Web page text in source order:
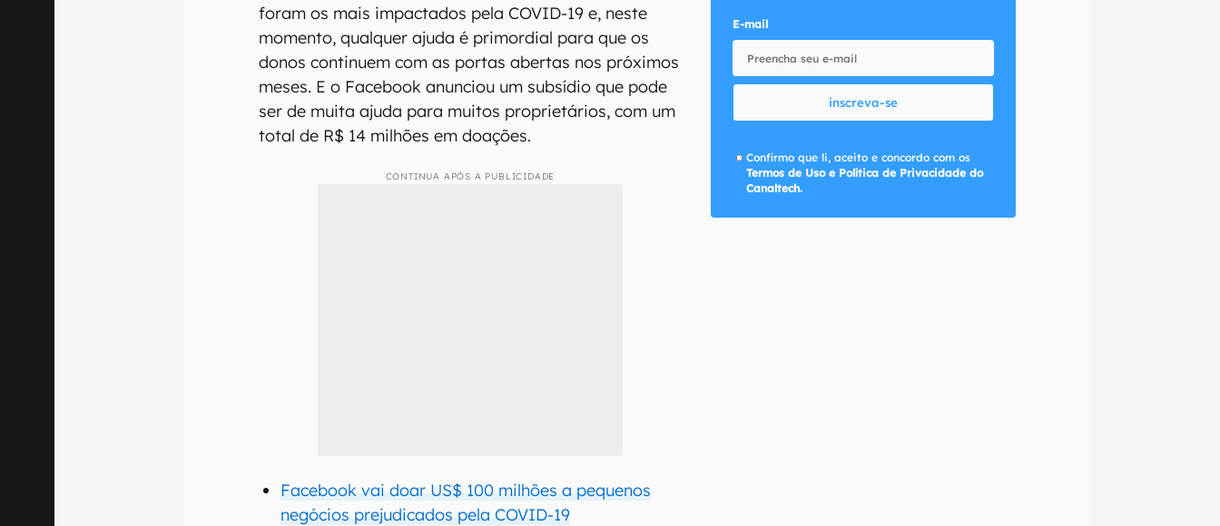
foram os mais impactados pela COVID-19 e, neste
momento, qualquer ajuda é primordial para que os
donos continuem com as portas abertas nos próximos
meses. E o Facebook anunciou um subsídio que pode
ser de muita ajuda para muitos proprietários, com um
total de R$ 14 milhões em doações.
CONTINUA APÓS A PUBLICIDADE
Facebook vai doar US$ 100 milhões a pequenos
negócios prejudicados pela COVID-19
E-mail
inscreva-se
Confirmo que li, aceito e concordo com os
Termos de Uso e Política de Privacidade do
Canaltech.